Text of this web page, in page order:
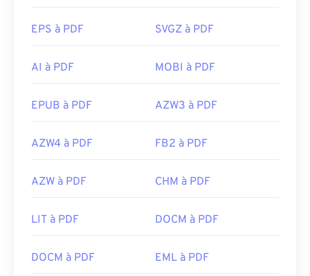
EPS à PDF SVGZ à PDF
AI à PDF MOBI à PDF
EPUB à PDF AZW3 à PDF
AZW4 à PDF FB2 à PDF
AZW à PDF CHM à PDF
LIT à PDF DOCM à PDF
DOCM à PDF EML à PDF